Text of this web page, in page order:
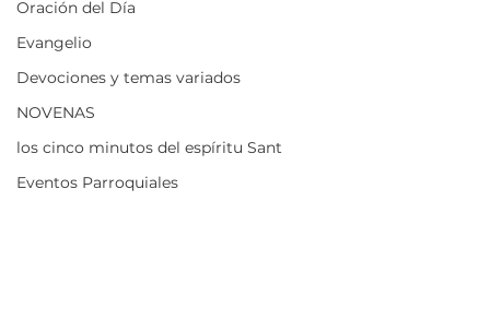
Oración del Día
Evangelio
Devociones y temas variados
NOVENAS
los cinco minutos del espíritu Sant
Eventos Parroquiales